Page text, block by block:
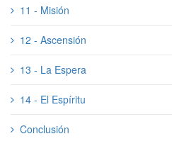
11 - Misión
12 - Ascensión
13 - La Espera
14 - El Espíritu
Conclusión